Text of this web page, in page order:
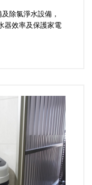
除氯淨水設備，
器效率及保護家電